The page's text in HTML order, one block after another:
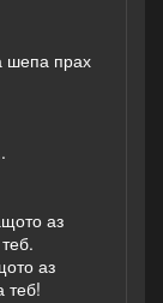
шепа прах
аз
аз
теб!